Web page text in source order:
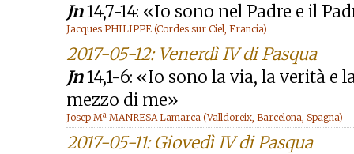
Jn14,7-14: «Io sono nel Padre e il
Jacques PHILIPPE (Cordes sur Ciel, Francia)
2017-05-12: Venerdì IV di Pasqua
Jn14,1-6: «Io sono la via, la verità e
mezzo di me»
Josep Mª MANRESA Lamarca (Valldoreix, Barcelona, Spagna)
2017-05-11: Giovedì IV di Pasqua